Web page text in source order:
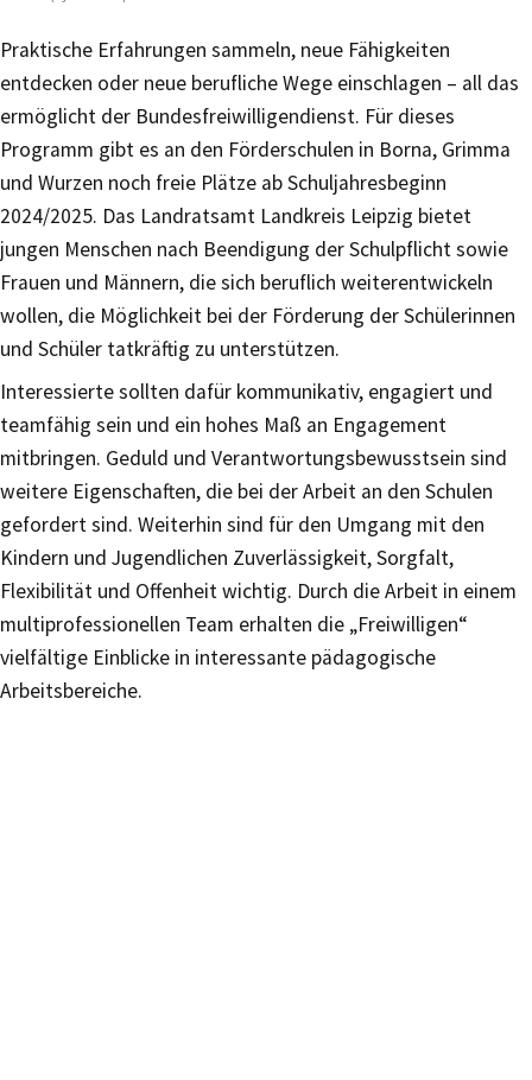
Praktische Erfahrungen sammeln, neue Fähigkeiten
entdecken oder neue berufliche Wege einschlagen – all das
ermöglicht der Bundesfreiwilligendienst. Für dieses
Programm gibt es an den Förderschulen in Borna, Grimma
und Wurzen noch freie Plätze ab Schuljahresbeginn
2024/2025. Das Landratsamt Landkreis Leipzig bietet
jungen Menschen nach Beendigung der Schulpflicht sowie
Frauen und Männern, die sich beruflich weiterentwickeln
wollen, die Möglichkeit bei der Förderung der Schülerinnen
und Schüler tatkräftig zu unterstützen.
Interessierte sollten dafür kommunikativ, engagiert und
teamfähig sein und ein hohes Maß an Engagement
mitbringen. Geduld und Verantwortungsbewusstsein sind
weitere Eigenschaften, die bei der Arbeit an den Schulen
gefordert sind. Weiterhin sind für den Umgang mit den
Kindern und Jugendlichen Zuverlässigkeit, Sorgfalt,
Flexibilität und Offenheit wichtig. Durch die Arbeit in einem
multiprofessionellen Team erhalten die „Freiwilligen“
vielfältige Einblicke in interessante pädagogische
Arbeitsbereiche.